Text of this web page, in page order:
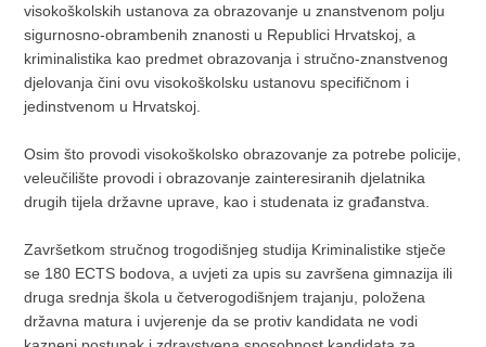
visokoškolskih ustanova za obrazovanje u znanstvenom polju
sigurnosno-obrambenih znanosti u Republici Hrvatskoj, a
kriminalistika kao predmet obrazovanja i stručno-znanstvenog
djelovanja čini ovu visokoškolsku ustanovu specifičnom i
jedinstvenom u Hrvatskoj.
Osim što provodi visokoškolsko obrazovanje za potrebe policije,
veleučilište provodi i obrazovanje zainteresiranih djelatnika
drugih tijela državne uprave, kao i studenata iz građanstva.
Završetkom stručnog trogodišnjeg studija Kriminalistike stječe
se 180 ECTS bodova, a uvjeti za upis su završena gimnazija ili
druga srednja škola u četverogodišnjem trajanju, položena
državna matura i uvjerenje da se protiv kandidata ne vodi